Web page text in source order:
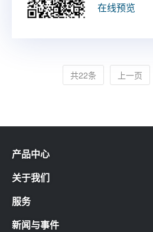
在线预览
共22条 上一页
产品中心
关于我们
服务
新闻与事件